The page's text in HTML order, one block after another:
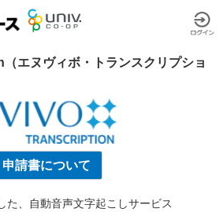
エヌヴィボ・トランスクリプショ
申請書について
た、自動音声文字起こしサービス